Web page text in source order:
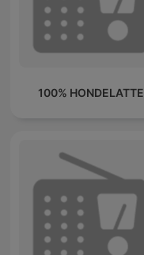
100% HONDELATTE